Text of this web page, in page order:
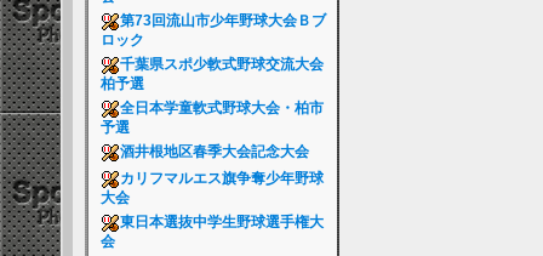
第73回流山市少年野球大会Ｂブ
ロック
千葉県スポ少軟式野球交流大会
柏予選
全日本学童軟式野球大会・柏市
予選
酒井根地区春季大会記念大会
カリフマルエス旗争奪少年野球
大会
東日本選抜中学生野球選手権大
会